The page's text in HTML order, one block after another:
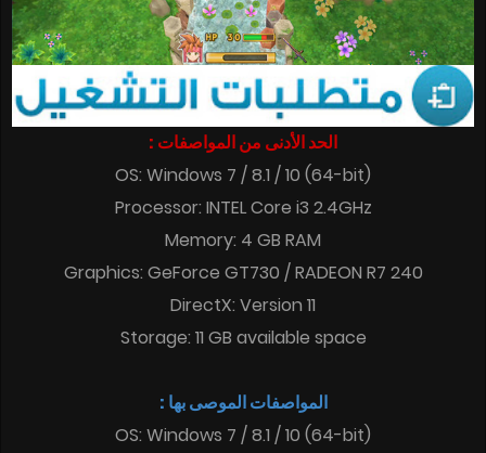
الحد الأدنى من المواصفات :
OS: Windows 7 / 8.1 / 10 (64-bit)
Processor: INTEL Core i3 2.4GHz
Memory: 4 GB RAM
Graphics: GeForce GT730 / RADEON R7 240
DirectX: Version 11
Storage: 11 GB available space
المواصفات الموصى بها :
OS: Windows 7 / 8.1 / 10 (64-bit)